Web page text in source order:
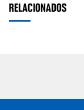
RELACIONADOS